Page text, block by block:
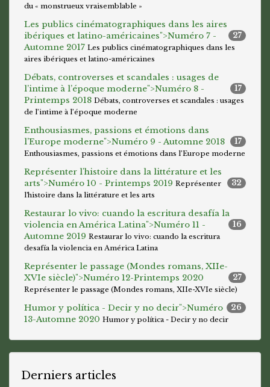
du « monstrueux vraisemblable »
Les publics cinématographiques dans les aires
ibériques et latino-américaines">
27
Numéro 7 -
Automne 2017 Les publics cinématographiques dans les
aires ibériques et latino-américaines
Débats, controverses et scandales : usages de
l’intime à l’époque moderne">
17
Numéro 8 -
Printemps 2018 Débats, controverses et scandales : usages
de l’intime à l’époque moderne
Enthousiasmes, passions et émotions dans
l’Europe moderne">
17
Numéro 9 - Automne 2018
Enthousiasmes, passions et émotions dans l’Europe moderne
Représenter l'histoire dans la littérature et les
arts">
32
Numéro 10 - Printemps 2019 Représenter
l'histoire dans la littérature et les arts
Restaurar lo vivo: cuando la escritura desafía la
violencia en América Latina">
16
Numéro 11 -
Automne 2019 Restaurar lo vivo: cuando la escritura
desafía la violencia en América Latina
Représenter le passage (Mondes romans, XIIe-
XVIe siècle)">
27
Numéro 12-Printemps 2020
Représenter le passage (Mondes romans, XIIe-XVIe siècle)
Humor y política - Decir y no decir"> 26
Numéro
13-Automne 2020 Humor y política - Decir y no decir
Derniers articles